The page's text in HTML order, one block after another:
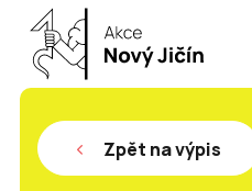
Zpět na výpis